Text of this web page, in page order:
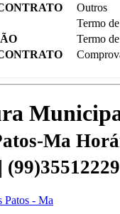
Outros
Termo
Termo
Ma
Patos - Ma